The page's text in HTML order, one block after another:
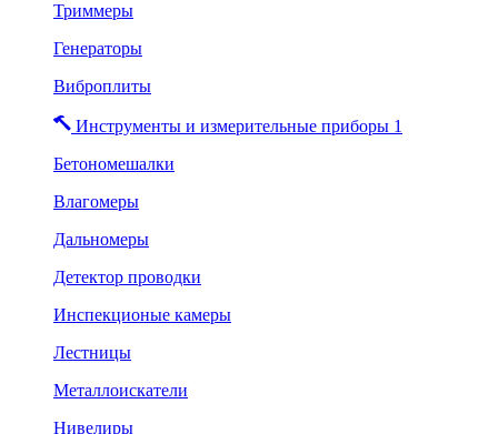
Триммеры
Генераторы
Виброплиты
Инструменты и измерительные приборы 1
Бетономешалки
Влагомеры
Дальномеры
Детектор проводки
Инспекционые камеры
Лестницы
Металлоискатели
Нивелиры